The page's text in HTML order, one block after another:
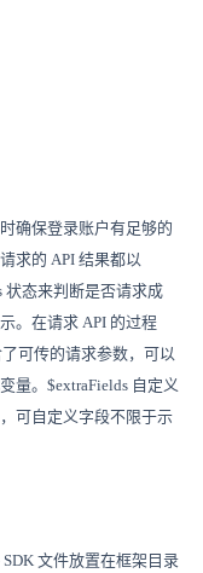
确保登录账户有足够的
求的 API 结果都以
状态来判断是否请求成
。在请求 API 的过程
可传的请求参数，可以
量。$extraFields 自定义
可自定义字段不限于示
文件放置在框架目录